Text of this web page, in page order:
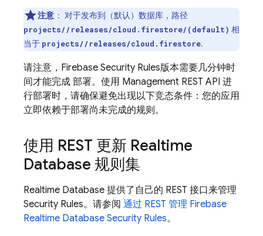
注意 ： 对于发布到（默认）数据库，路径
projects//releases/cloud.firestore/(default) 相
当于 projects//releases/cloud.firestore.
请注意， Firebase Security Rules版本需要几分钟时
间才能完成 部署。使用 Management REST API 进
行部署时，请确保避免出现以下竞态条件：您的应用
立即依赖于部署尚未完成的规则。
使用 REST 更新 Realtime
Database 规则集
Realtime Database 提供了自己的 REST 接口来管理
Security Rules。请参阅 通过 REST 管理 Firebase
Realtime Database Security Rules。